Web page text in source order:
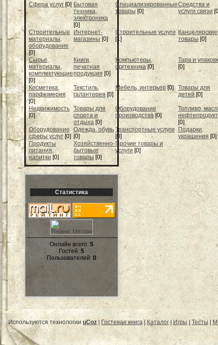
Cфера услуг [0] Бытовая
техника,
электроника
[0]
Специализированные
товары [0]
Средства и
услуги связи
Строительные
материалы,
оборудование
[0]
Интернет-
магазины [0]
Строительные услуги
[1]
Канцелярские
товары [0]
Сырье,
материалы,
комплектующие
[0]
Книги,
печатная
продукция [0]
Компьютеры,
оргтехника [0]
Тара и
[0]
Косметика,
парфюмерия
[0]
Текстиль,
галантерея [0]
Мебель, интерьер [0]
Товары для
детей [0]
Недвижимость
[0]
Товары для
спорта и
отдыха [0]
Оборудование
производства [0]
Топливо,
[0]
Оборудование
сферы услуг [0]
Одежда, обувь
[0]
Транспортные услуги
[0]
Подарки,
украшения [0]
Продукты
питания,
напитки [0]
Хозяйственно-
бытовые
товары [0]
Прочие товары и
услуги [0]
Статистика
Онлайн всего: 5
Гостей: 5
Пользователей: 0
Используются технологии uCoz | Гостевая книга | Каталог | Игры | Тесты |